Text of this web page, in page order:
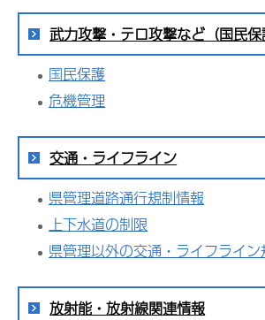
武力攻撃・テロ攻撃など（国民
国民保護
危機管理
交通・ライフライン
県管理道路通行規制情報
上下水道の制限
県管理以外の交通・ライフライ
放射能・放射線関連情報